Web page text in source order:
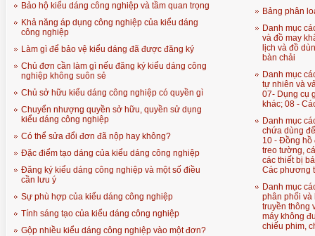
Bảo hộ kiểu dáng công nghiệp và tầm quan trọng
Khả năng áp dụng công nghiệp của kiểu dáng
công nghiệp
Làm gì để bảo vệ kiểu dáng đã được đăng ký
Chủ đơn cần làm gì nếu đăng ký kiểu dáng công
nghiệp không suôn sẻ
Chủ sở hữu kiểu dáng công nghiệp có quyền gì
Chuyển nhượng quyền sở hữu, quyền sử dụng
kiểu dáng công nghiệp
Có thể sửa đổi đơn đã nộp hay không?
Đặc điểm tạo dáng của kiểu dáng công nghiệp
Đăng ký kiểu dáng công nghiệp và một số điều
cần lưu ý
Sự phù hợp của kiểu dáng công nghiệp
Tính sáng tạo của kiểu dáng công nghiệp
Gộp nhiều kiểu dáng công nghiệp vào một đơn?
Bảng phân
Danh mục
và đồ may
lịch và đồ
bàn chải
Danh mục
tự nhiên và
07- Dụng cụ
khác; 08
Danh mục
chứa dùng
10 - Đồng hồ
treo tường,
các thiết bị
Các phương
Danh mục
phân phối và
truyền thông
máy không
chiếu phim,